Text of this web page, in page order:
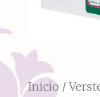
Inicio /